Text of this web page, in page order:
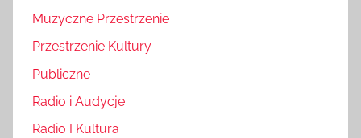
Muzyczne Przestrzenie
Przestrzenie Kultury
Publiczne
Radio i Audycje
Radio I Kultura